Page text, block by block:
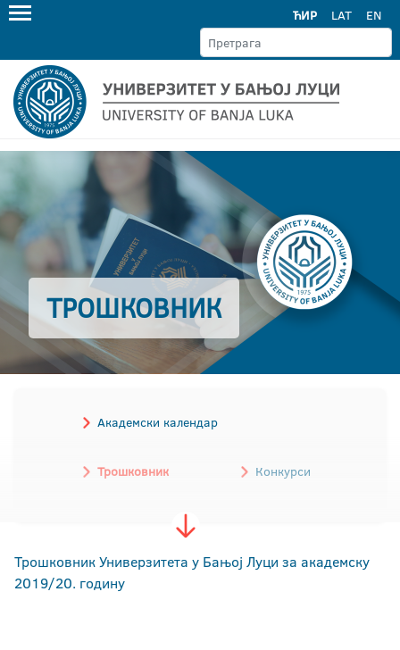
ЋИР LAT EN
ТРОШКОВНИК
Академски календар
Трошковник Конкурси
Трошковник Универзитета у Бањој Луци за академску
2019/20. годину